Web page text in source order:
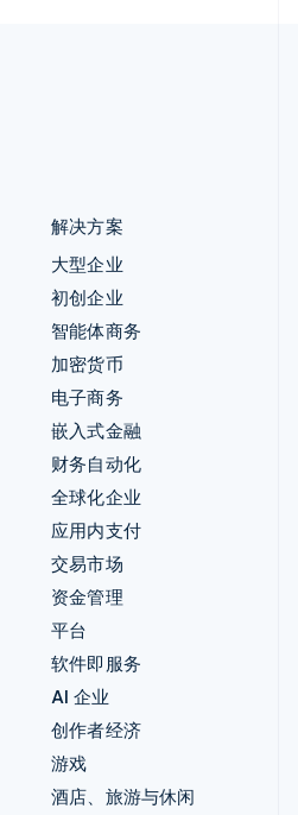
解决方案
大型企业
初创企业
智能体商务
加密货币
电子商务
嵌入式金融
财务自动化
全球化企业
应用内支付
交易市场
资金管理
平台
软件即服务
AI 企业
创作者经济
游戏
酒店、旅游与休闲